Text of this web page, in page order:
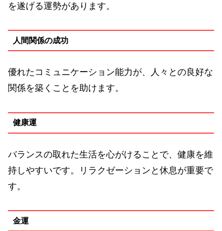
を遂げる運勢があります。
人間関係の成功
優れたコミュニケーション能力が、人々との良好な
関係を築くことを助けます。
健康運
バランスの取れた生活を心がけることで、健康を維
持しやすいです。リラクゼーションと休息が重要で
す。
金運